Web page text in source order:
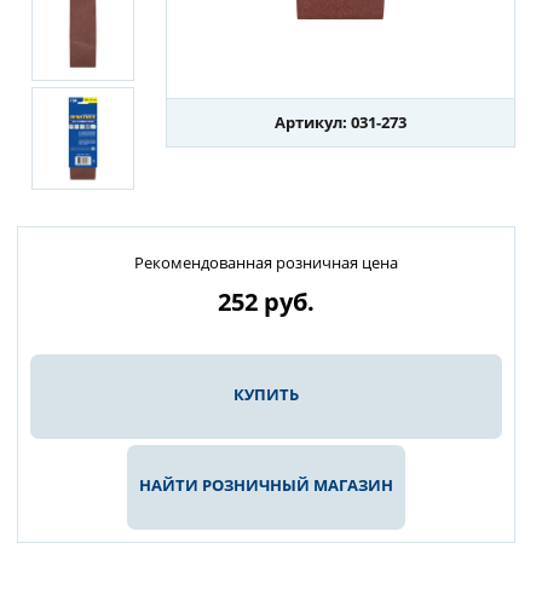
Артикул: 031-273
Рекомендованная розничная цена
252 руб.
КУПИТЬ
НАЙТИ РОЗНИЧНЫЙ МАГАЗИН